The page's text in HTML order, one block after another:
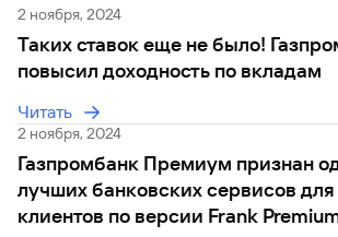
денежных
средств
Быстрый
поиск
сайту
Вклады
поиск
сайту
2 ноября, 2024
Таких ставок еще не было!
повысил доходность по вкладам
Читать
2 ноября, 2024
Газпромбанк Премиум признан
лучших банковских сервисов
клиентов по версии Frank